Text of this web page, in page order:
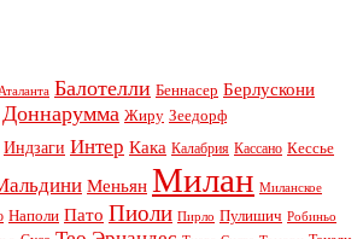
Аталанта Балотелли Беннасер Берлускони
Доннарумма Жиру Зеедорф
Индзаги Интер Кака Калабрия Кассано Кессье
Меньян Милан Миланское
Наполи Пато Пиоли Пирло Пулишич Робиньо